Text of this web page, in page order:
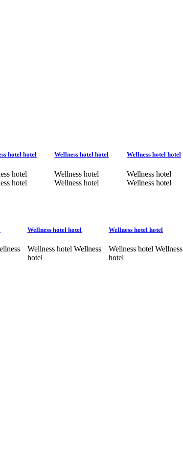
hotel hotel
hotel
hotel
Wellness hotel hotel
Wellness hotel
Wellness hotel
Wellness hotel hotel
Wellness hotel
Wellness hotel
Wellness hotel hotel
Wellness hotel Wellness
hotel
Wellness hotel hotel
Wellness hotel Wellness
hotel